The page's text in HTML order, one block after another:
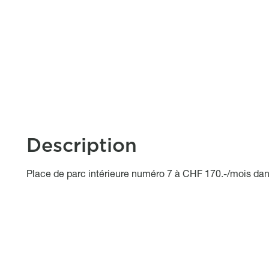
Description
Object description
Place de parc intérieure numéro 7 à CHF 170.-/mois